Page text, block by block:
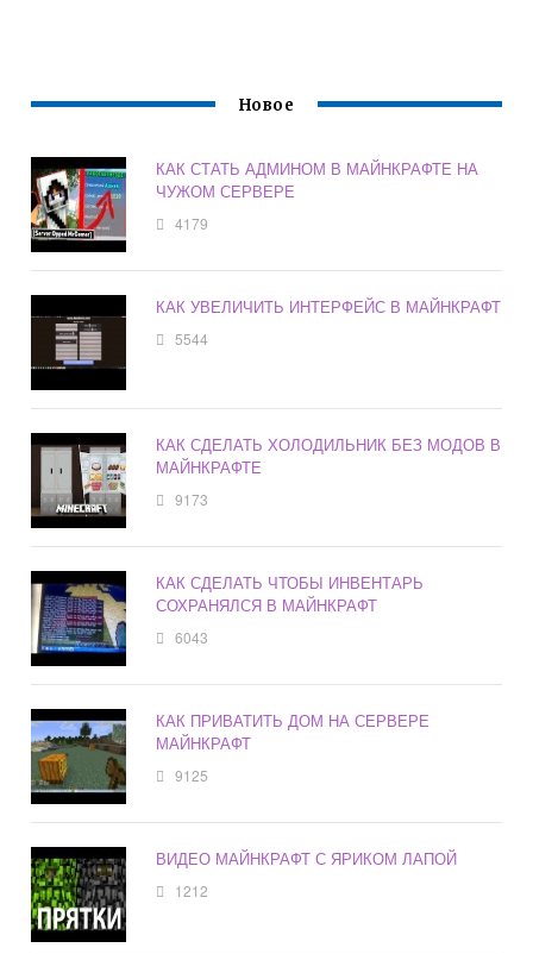
Новое
КАК СТАТЬ АДМИНОМ В МАЙНКРАФТЕ НА
ЧУЖОМ СЕРВЕРЕ
4179
КАК УВЕЛИЧИТЬ ИНТЕРФЕЙС В МАЙНКРАФТ
5544
КАК СДЕЛАТЬ ХОЛОДИЛЬНИК БЕЗ МОДОВ В
МАЙНКРАФТЕ
9173
КАК СДЕЛАТЬ ЧТОБЫ ИНВЕНТАРЬ
СОХРАНЯЛСЯ В МАЙНКРАФТ
6043
КАК ПРИВАТИТЬ ДОМ НА СЕРВЕРЕ
МАЙНКРАФТ
9125
ВИДЕО МАЙНКРАФТ С ЯРИКОМ ЛАПОЙ
1212